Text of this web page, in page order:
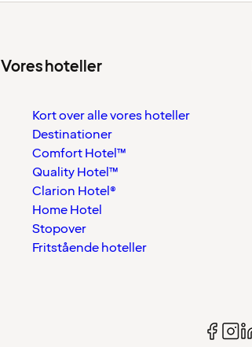
Vores hoteller
Kort over alle vores hoteller
Destinationer
Comfort Hotel™
Quality Hotel™
Clarion Hotel®
Home Hotel
Stopover
Fritstående hoteller